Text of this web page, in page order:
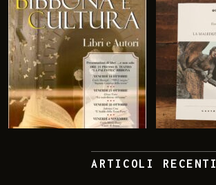
ARTICOLI RECENTI